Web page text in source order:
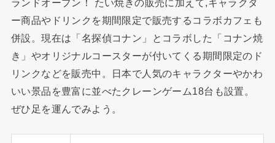
ランドオープン！ たい焼きの販売に加えて,キャラクタ
ー商品やドリンクを期間限定で販売するコラボカフェも
併設。現在は「名探偵コナン」とコラボした「コナン焼
き」やオリジナルコースターが付いてくる期間限定のド
リンクなどを販売中。日本で人気のキャラクターやかわ
いい景品を豊富に並べたクレーンゲーム18台も設置。
ぜひ足を運んでみよう。